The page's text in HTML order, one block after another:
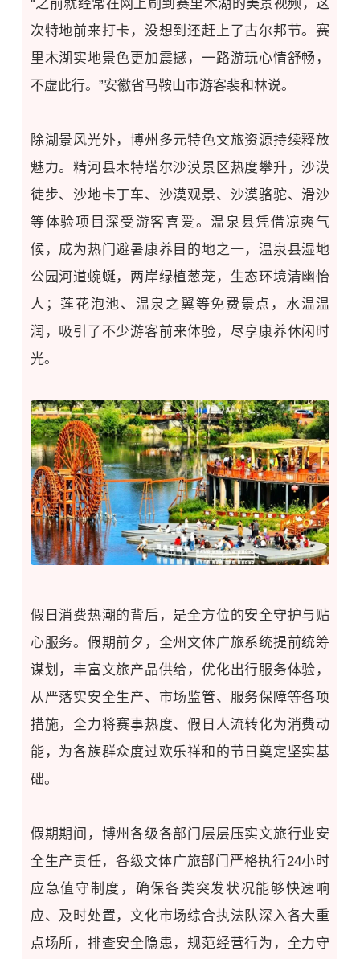
“之前就经常在网上刷到 赛里木湖 的美景视频，这
次特地前来打卡，没想到还赶上了古尔邦节。赛
里木湖 实地景色更加震撼 ，一路游玩心情舒畅 ，
不虚此行。”安徽省马鞍山市游客裴和林说。
除湖景风光外，博州多元特色文旅资源持续释放
魅力。精河县木特塔尔沙漠景区热度攀升，沙漠
徒步、沙地卡丁车、沙漠观景、沙漠骆驼、 滑沙
等体验项目深受游客喜爱。温泉县凭借凉爽气
候，成为热门避暑康养目的地之一，温泉县湿地
公园河道蜿蜒，两岸绿植葱茏，生态环境清幽怡
人；莲花泡池、温泉之翼等免费景点， 水温温
润 ， 吸引了不少游客前来体验，尽享康养休闲时
光。
假日消费热潮的背后，是全方位的安全守护与贴
心服务。 假期前夕，全州文体广旅系统提前统筹
谋划，丰富文旅产品供给，优化出行服务体验，
从严落实安全生产、市场监管、服务保障等各项
措施，全力将赛事热度、假日人流转化为消费动
能，为各族群众度过欢乐祥和的节日奠定坚实基
础。
假期期间，博州各级各部门层层压实文旅行业安
全生产责任，各级文体广旅部门严格执行24小时
应急值守制度，确保各类突发状况能够快速响
应、及时处置，文化市场综合执法队深入各大重
点场所，排查安全隐患，规范经营行为，全力守